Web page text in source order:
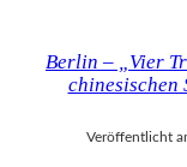
Berlin – „Vier
chinesischen
Veröffentlicht